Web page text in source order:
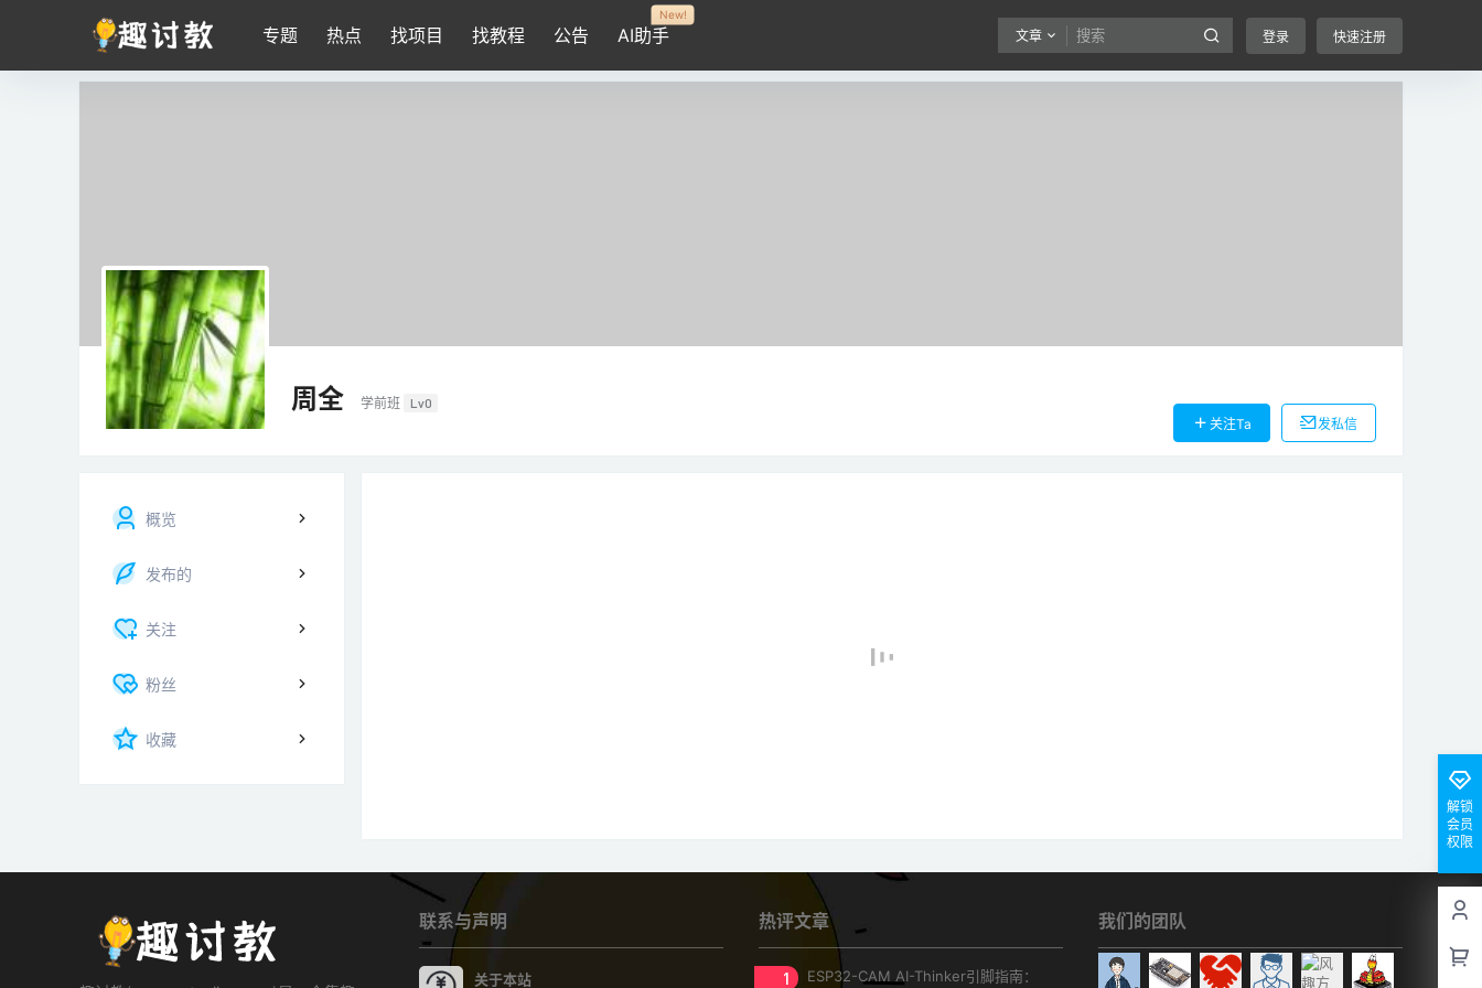
专题 热点 找项目 找教程 公告 AI助手
New!
文章 登录 快速注册
周全 学前班 Lv0
关注Ta
发私信
概览
发布的
关注
粉丝
收藏
解锁
会员
权限
联系与声明
关于本站
热评文章
1
ESP32-CAM AI-Thinker引脚指南：
我们的团队